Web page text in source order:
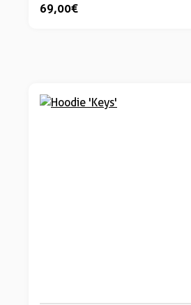
69,00 €